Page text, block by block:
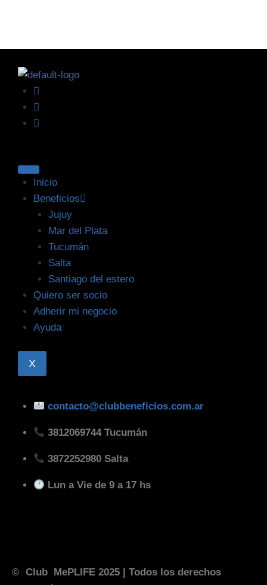
Inicio
Beneficios
Jujuy
Mar del Plata
Tucumán
Salta
Santiago del estero
Quiero ser socio
Adherir mi negocio
Ayuda
X
contacto@clubbeneficios.com.ar
3812069744 Tucumán
3872252980 Salta
Lun a Vie de 9 a 17 hs
© Club MePLIFE 2025
| Todos los derechos